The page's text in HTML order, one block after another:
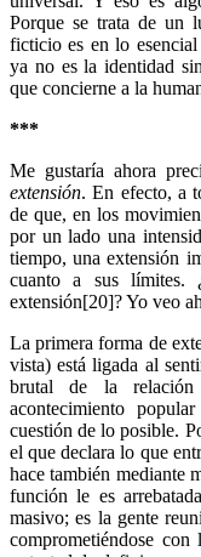
Porque se trata de un
ficticio es en lo
ya no es la identidad
que concierne a la
***
Me gustaría ahora
extensión. En efecto, a
de que, en los
por un lado una
tiempo, una extensión
cuanto a sus límites.
extensión[20]? Yo veo
La primera forma de
vista) está ligada al
brutal de la
acontecimiento
cuestión de lo posible.
el que declara lo que
hace también mediante
función le es
masivo; es la gente
comprometiéndose